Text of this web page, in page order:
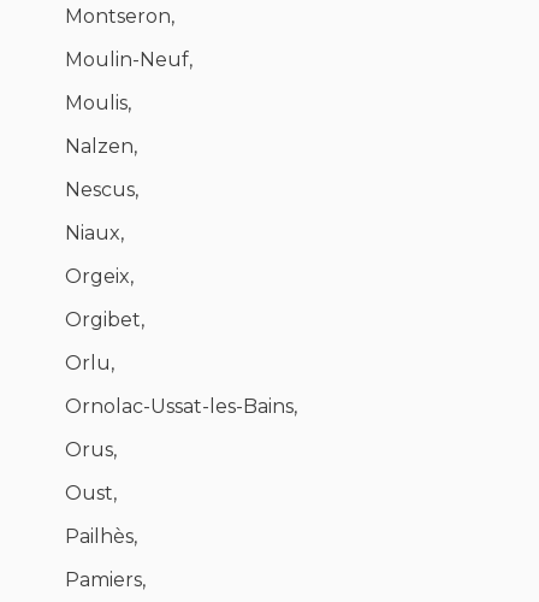
Montseron,
Moulin-Neuf,
Moulis,
Nalzen,
Nescus,
Niaux,
Orgeix,
Orgibet,
Orlu,
Ornolac-Ussat-les-Bains,
Orus,
Oust,
Pailhès,
Pamiers,